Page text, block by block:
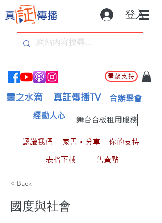
登入
奉獻支持
靈之水滴 真証傳播TV 合辦聚會
舞台台板租用服務
經動人心
認識我們 家書。分享
你的支持
表格下載
售賣點
< Back
國度與社會